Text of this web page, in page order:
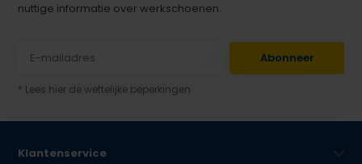
nuttige informatie over werkschoenen.
Abonneer
* Lees hier de wettelijke beperkingen
Klantenservice